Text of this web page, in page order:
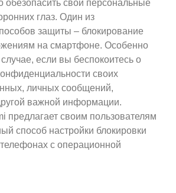
обезопасить свои персональные
глаз. Один из
защиты – блокирование
на смартфоне. Особенно
если вы беспокоитесь о
своих
личных сообщений,
важной информации.
предлагает своим пользователям
способ настройки блокировки
с операционной